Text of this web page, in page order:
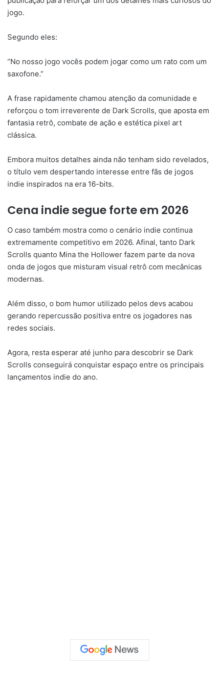
jogo.
Segundo eles:
“No nosso jogo vocês podem jogar como um rato com um
saxofone.”
A frase rapidamente chamou atenção da comunidade e
reforçou o tom irreverente de Dark Scrolls, que aposta em
fantasia retrô, combate de ação e estética pixel art
clássica.
Embora muitos detalhes ainda não tenham sido revelados,
o título vem despertando interesse entre fãs de jogos
indie inspirados na era 16-bits.
Cena indie segue forte em 2026
O caso também mostra como o cenário indie continua
extremamente competitivo em 2026. Afinal, tanto Dark
Scrolls quanto Mina the Hollower fazem parte da nova
onda de jogos que misturam visual retrô com mecânicas
modernas.
Além disso, o bom humor utilizado pelos devs acabou
gerando repercussão positiva entre os jogadores nas
redes sociais.
Agora, resta esperar até junho para descobrir se Dark
Scrolls conseguirá conquistar espaço entre os principais
lançamentos indie do ano.